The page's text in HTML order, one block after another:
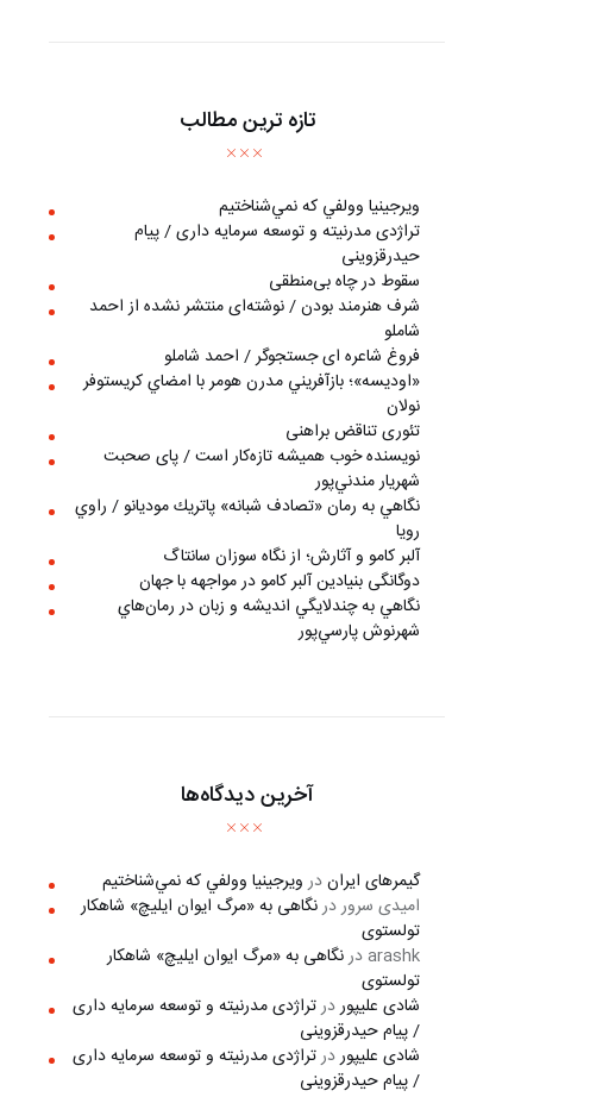
تازه ترین مطالب
ويرجينيا وولفي كه نمي‌شناختيم
تراژدی مدرنیته و توسعه سرمایه داری / پیام
حیدرقزوینی
سقوط در چاه بی‌منطقی
شرف هنرمند بودن / نوشته‌ای منتشر نشده از احمد
شاملو
فروغ شاعره ای جستجوگر / احمد شاملو
«اوديسه»؛ بازآفريني مدرن هومر با امضاي كريستوفر
نولان
تئوری تناقض براهنی
نويسنده خوب هميشه تازه‌كار است / پای صحبت
شهريار مندني‌پور
نگاهي به رمان «تصادف شبانه» پاتريك موديانو / راوي
رويا
آلبر کامو و آثارش؛ از نگاه سوزان سانتاگ
دوگانگی بنیادین آلبر کامو در مواجهه با جهان
نگاهي به چندلايگي انديشه و زبان در رمان‌هاي
شهرنوش پارسي‌پور
آخرین دیدگاه‌ها
گیمرهای ایراندرويرجينيا وولفي كه نمي‌شناختيم
امیدی سروردرنگاهی به «مرگ ايوان ايليچ» شاهکار
تولستوی
arashkدرنگاهی به «مرگ ايوان ايليچ» شاهکار
تولستوی
شادی علیپوردرتراژدی مدرنیته و توسعه سرمایه داری
/ پیام حیدرقزوینی
شادی علیپوردرتراژدی مدرنیته و توسعه سرمایه داری
/ پیام حیدرقزوینی